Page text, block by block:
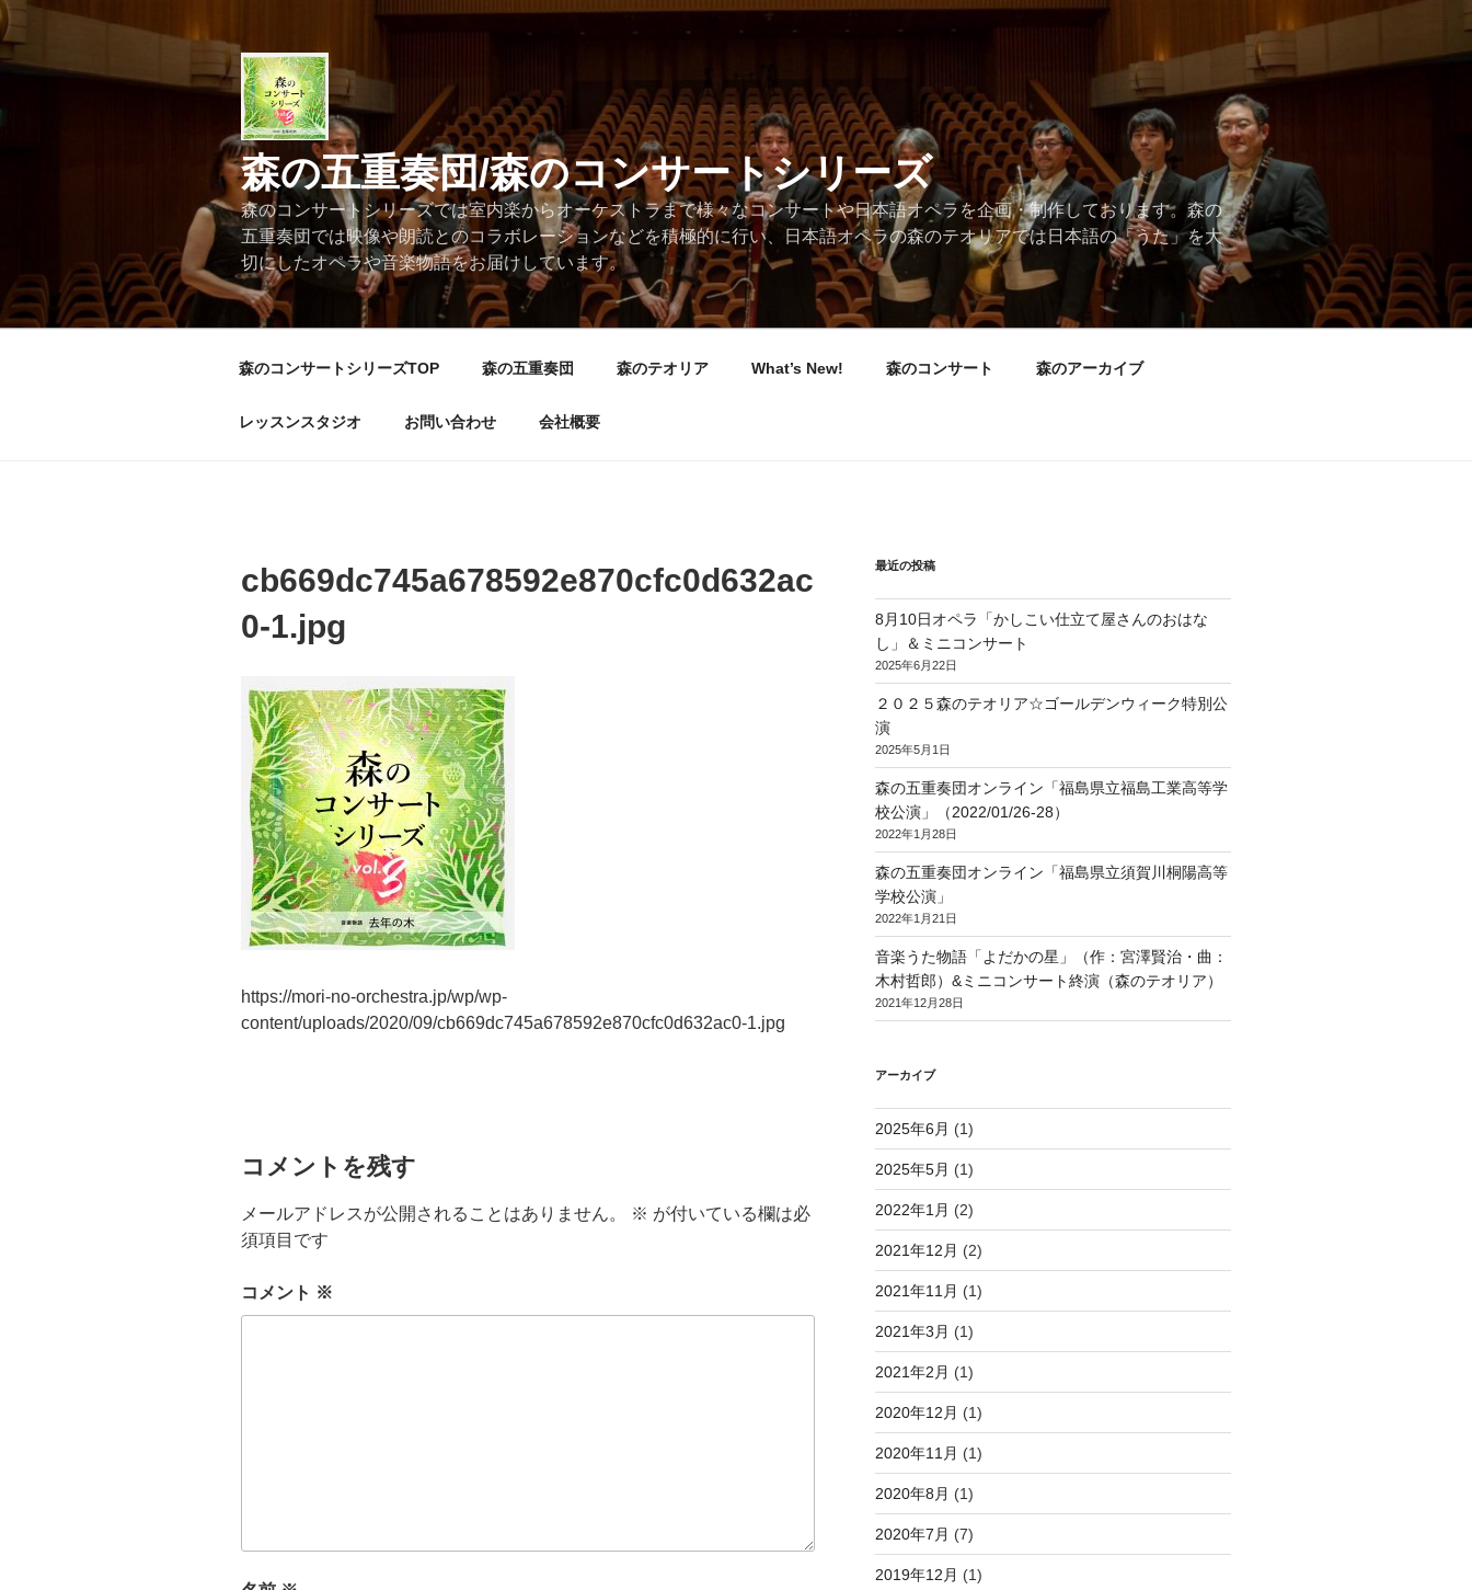
コ
ン
テ
森の五重奏団/森のコンサートシリーズ
森のコンサートシリーズでは室内楽からオーケストラまで様々なコンサートや日本語オペラを企画・制作しております。森の
五重奏団では映像や朗読とのコラボレーションなどを積極的に行い、日本語オペラの森のテオリアでは日本語の「うた」を大
切にしたオペラや音楽物語をお届けしています。
森のコンサートシリーズTOP 森の五重奏団 森のテオリア What’s New! 森のコンサート 森のアーカイブ
レッスンスタジオ お問い合わせ 会社概要
cb669dc745a678592e870cfc0d632ac
0-1.jpg
https://mori-no-orchestra.jp/wp/wp-
content/uploads/2020/09/cb669dc745a678592e870cfc0d632ac0-1.jpg
コメントを残す
メールアドレスが公開されることはありません。 ※ が付いている欄は必
須項目です
コメント ※
最近の投稿
8月10日オペラ「かしこい仕立て屋さんのおはな
し」＆ミニコンサート
2025年6月22日
２０２５森のテオリア☆ゴールデンウィーク特別公
演
2025年5月1日
森の五重奏団オンライン「福島県立福島工業高等学
校公演」（2022/01/26-28）
2022年1月28日
森の五重奏団オンライン「福島県立須賀川桐陽高等
学校公演」
2022年1月21日
音楽うた物語「よだかの星」（作：宮澤賢治・曲：
木村哲郎）&ミニコンサート終演（森のテオリア）
2021年12月28日
アーカイブ
2025年6月 (1)
2025年5月 (1)
2022年1月 (2)
2021年12月 (2)
2021年11月 (1)
2021年3月 (1)
2021年2月 (1)
2020年12月 (1)
2020年11月 (1)
2020年8月 (1)
2020年7月 (7)
2019年12月 (1)